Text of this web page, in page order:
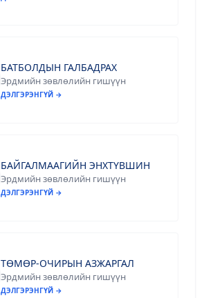
БАТБОЛДЫН ГАЛБАДРАХ
Эрдмийн зөвлөлийн гишүүн
ДЭЛГЭРЭНГҮЙ →
БАЙГАЛМААГИЙН ЭНХТҮВШИН
Эрдмийн зөвлөлийн гишүүн
ДЭЛГЭРЭНГҮЙ →
ТӨМӨР-ОЧИРЫН АЗЖАРГАЛ
Эрдмийн зөвлөлийн гишүүн
ДЭЛГЭРЭНГҮЙ →